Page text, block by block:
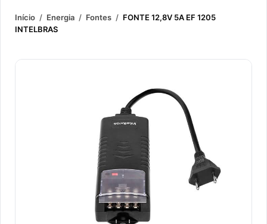
Início / Energia / Fontes / FONTE 12,8V 5A EF 1205
INTELBRAS